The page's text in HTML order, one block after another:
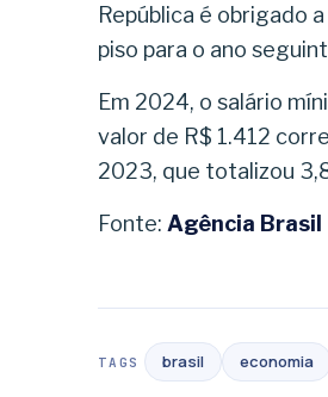
República é obrigado
piso para o ano
Em 2024, o salário
valor de R$ 1.412
2023, que totalizou
Fonte: Agência Brasil
TAGS brasil economia